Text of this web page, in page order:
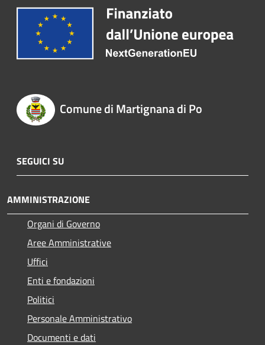
Comune di Martignana di Po
SEGUICI SU
AMMINISTRAZIONE
Organi di Governo
Aree Amministrative
Uffici
Enti e fondazioni
Politici
Personale Amministrativo
Documenti e dati